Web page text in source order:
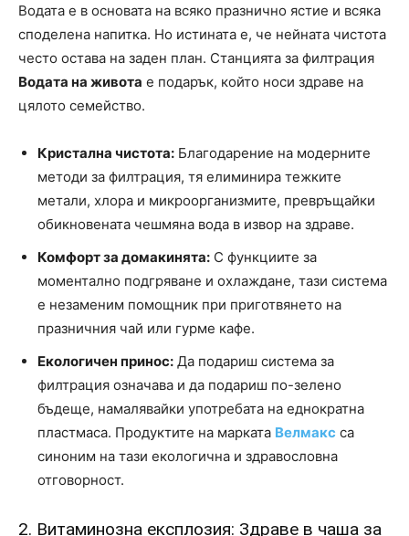
Водата е в основата на всяко празнично ястие и всяка
споделена напитка. Но истината е, че нейната чистота
често остава на заден план. Станцията за филтрация
Водата на живота е подарък, който носи здраве на
цялото семейство.
Кристална чистота: Благодарение на модерните
методи за филтрация, тя елиминира тежките
метали, хлора и микроорганизмите, превръщайки
обикновената чешмяна вода в извор на здраве.
Комфорт за домакинята: С функциите за
моментално подгряване и охлаждане, тази система
е незаменим помощник при приготвянето на
празничния чай или гурме кафе.
Екологичен принос: Да подариш система за
филтрация означава и да подариш по-зелено
бъдеще, намалявайки употребата на еднократна
пластмаса. Продуктите на марката Велмакс са
синоним на тази екологична и здравословна
отговорност.
2. Витаминозна експлозия: Здраве в чаша за